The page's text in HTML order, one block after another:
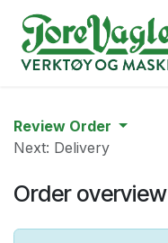
Skip to Content
Review Order
Next: Delivery
Order overview